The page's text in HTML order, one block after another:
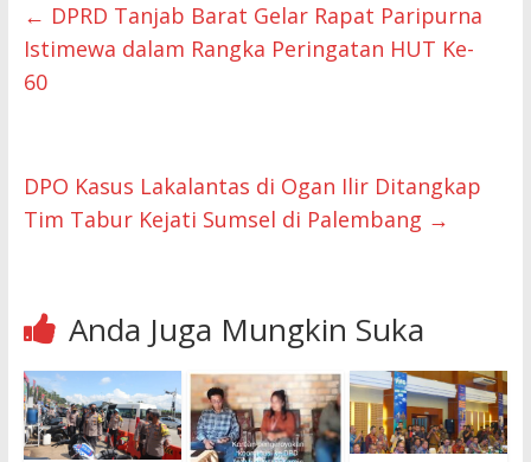
← DPRD Tanjab Barat Gelar Rapat Paripurna
Istimewa dalam Rangka Peringatan HUT Ke-
60
DPO Kasus Lakalantas di Ogan Ilir Ditangkap
Tim Tabur Kejati Sumsel di Palembang →
Anda Juga Mungkin Suka